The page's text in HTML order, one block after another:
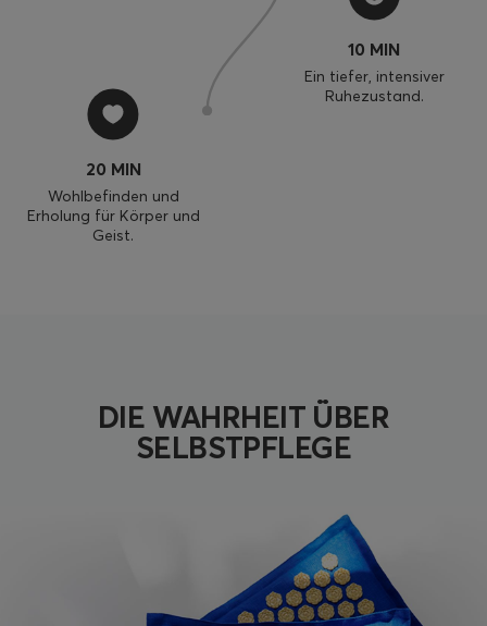
10 MIN
Ein tiefer, intensiver
Ruhezustand.
20 MIN
Wohlbefinden und
Erholung für Körper und
Geist.
DIE WAHRHEIT ÜBER
SELBSTPFLEGE